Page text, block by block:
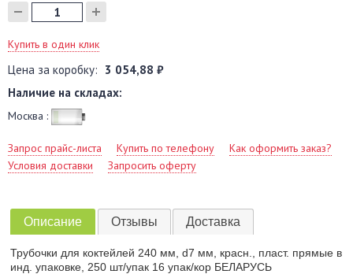
Купить в один клик
Цена за коробку: 3 054,88 ₽
Наличие на складах:
Москва :
Запрос прайс-листа Купить по телефону
Как оформить заказ?
Условия доставки
Запросить оферту
Описание Отзывы Доставка
Трубочки для коктейлей 240 мм, d7 мм, красн., пласт. прямые в
инд. упаковке, 250 шт/упак 16 упак/кор БЕЛАРУСЬ